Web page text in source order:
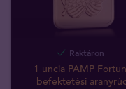
Raktáron
1 uncia PAMP
befektetési